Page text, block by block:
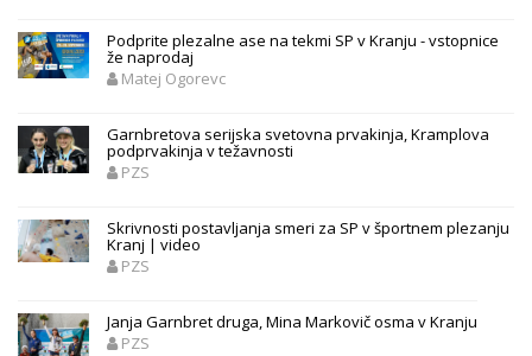
Podprite plezalne ase na tekmi SP v Kranju - vstopnice
že naprodaj
Matej Ogorevc
Garnbretova serijska svetovna prvakinja, Kramplova
podprvakinja v težavnosti
PZS
Skrivnosti postavljanja smeri za SP v športnem plezanju
Kranj | video
PZS
Janja Garnbret druga, Mina Markovič osma v Kranju
PZS